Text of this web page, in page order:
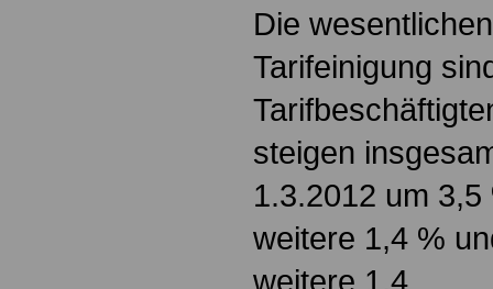
Die
Tarifeinigung
steigen
1.3.2012 um
weitere 1,4 %
weitere 1,4